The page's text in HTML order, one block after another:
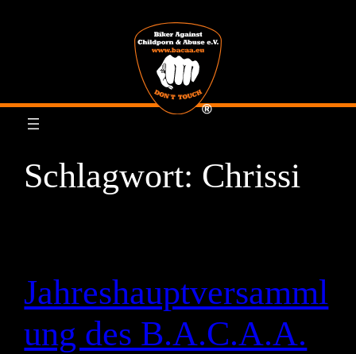
Schlagwort: Chrissi
Jahreshauptversamml
ung des B.A.C.A.A.